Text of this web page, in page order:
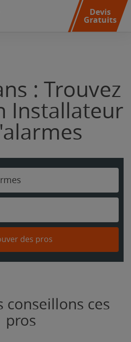
Devis
Gratuits
: Trouvez
Installateur
des pros
conseillons ces
pros